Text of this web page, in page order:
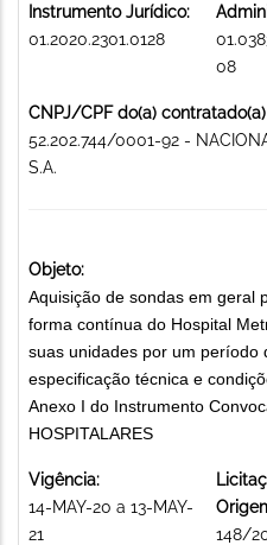
Instrumento Jurídico:
01.2020.2301.0128
08
CNPJ/CPF do(a)
52.202.744/0001-92 -
S.A.
Objeto:
Aquisição de sondas em geral
forma contínua do Hospital
suas unidades por um período
especificação técnica e
Anexo I do Instrumento
HOSPITALARES
Vigência:
14-MAY-20 a 13-MAY-
21
148/